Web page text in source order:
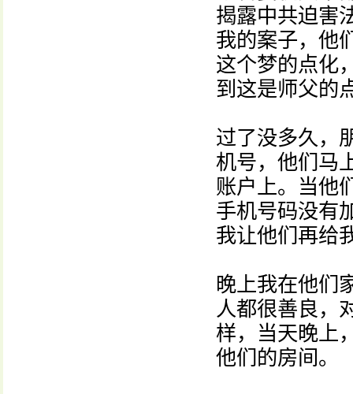
揭露中共迫害
我的案子，他
这个梦的点化
到这是师父的
过了没多久，
机号，他们马
账户上。当他
手机号码没有
我让他们再给
晚上我在他们
人都很善良，
样，当天晚上
他们的房间。